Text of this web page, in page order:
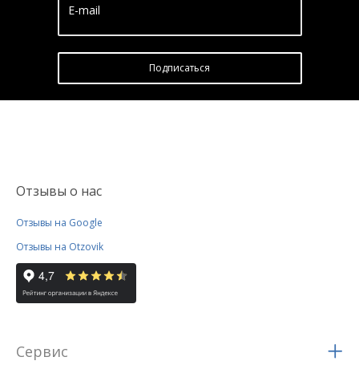
E-mail
Подписатьcя
Отзывы о нас
Отзывы на Google
Отзывы на Otzovik
Сервис